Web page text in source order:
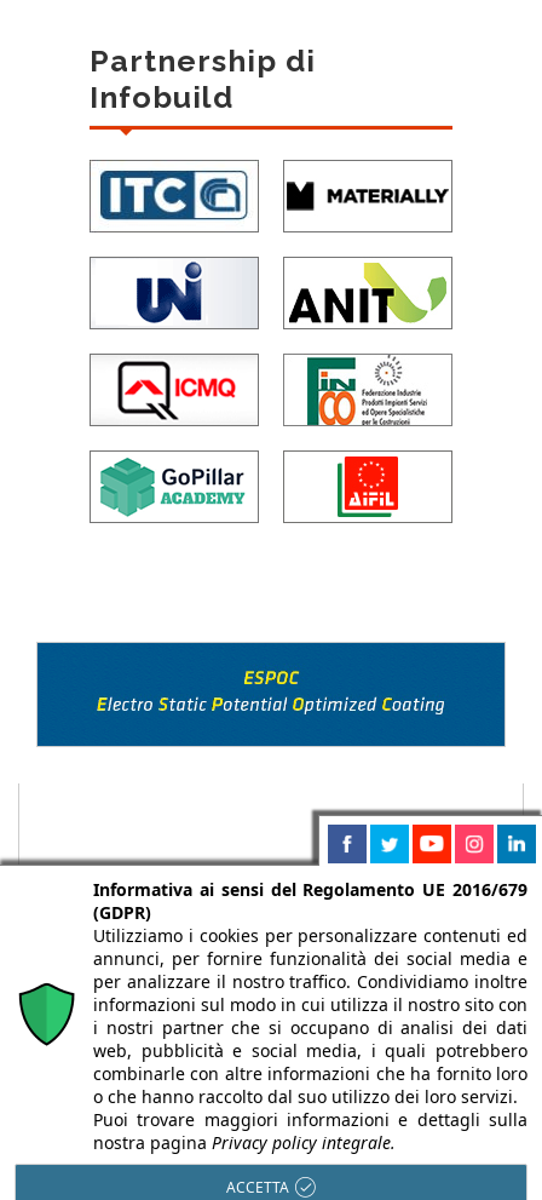
Partnership di
Infobuild
Chi siamo Autori Per la tua pubblicità
Iscriviti alla
newsletter
Informativa ai sensi del Regolamento UE 2016/679
(GDPR)
Utilizziamo i cookies per personalizzare contenuti ed
annunci, per fornire funzionalità dei social media e
per analizzare il nostro traffico. Condividiamo inoltre
informazioni sul modo in cui utilizza il nostro sito con
i nostri partner che si occupano di analisi dei dati
web, pubblicità e social media, i quali potrebbero
combinarle con altre informazioni che ha fornito loro
o che hanno raccolto dal suo utilizzo dei loro servizi.
Puoi trovare maggiori informazioni e dettagli sulla
nostra pagina Privacy policy integrale.
ACCETTA